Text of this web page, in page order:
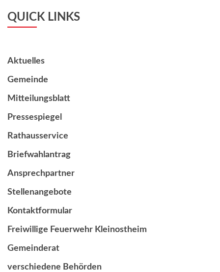
QUICK LINKS
Aktuelles
Gemeinde
Mitteilungsblatt
Pressespiegel
Rathausservice
Briefwahlantrag
Ansprechpartner
Stellenangebote
Kontaktformular
Freiwillige Feuerwehr Kleinostheim
Gemeinderat
verschiedene Behörden